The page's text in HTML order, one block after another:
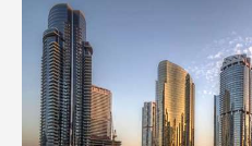
Les meilleurs cafés du
guide complet des
Les Mercedes les plus